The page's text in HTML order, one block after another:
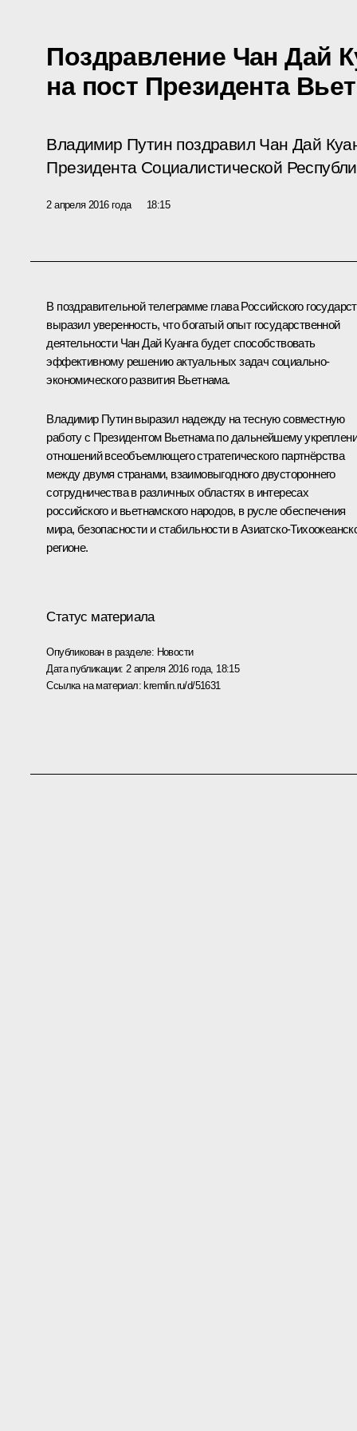
Поздравление Чан Дай
на пост Президента
Владимир Путин поздравил Чан Дай
Президента Социалистической
2 апреля 2016 года 18:15
В поздравительной телеграмме глава Российского
выразил уверенность, что богатый опыт государственной
деятельности Чан Дай Куанга будет способствовать
эффективному решению актуальных задач социально-
экономического развития Вьетнама.
Владимир Путин выразил надежду на тесную совместную
работу с Президентом Вьетнама по дальнейшему
отношений всеобъемлющего стратегического партнёрства
между двумя странами, взаимовыгодного двустороннего
сотрудничества в различных областях в интересах
российского и вьетнамского народов, в русле обеспечения
мира, безопасности и стабильности в Азиатско-
регионе.
Статус материала
Опубликован в разделе: Новости
Дата публикации: 2 апреля 2016 года, 18:15
Ссылка на материал: kremlin.ru/d/51631